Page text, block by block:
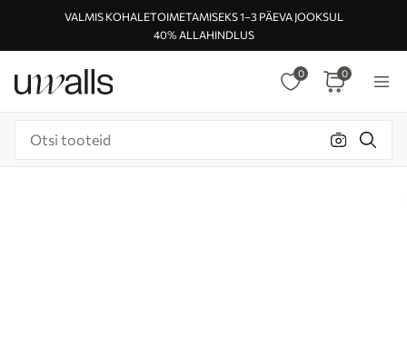
VALMIS KOHALETOIMETAMISEKS 1–3 PÄEVA JOOKSUL
40% ALLAHINDLUS
0 0